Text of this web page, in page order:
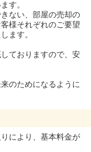
す。
ない、部屋の売却の
様それぞれのご要望
ます。
ておりますので、安
のためになるように
により、基本料金が